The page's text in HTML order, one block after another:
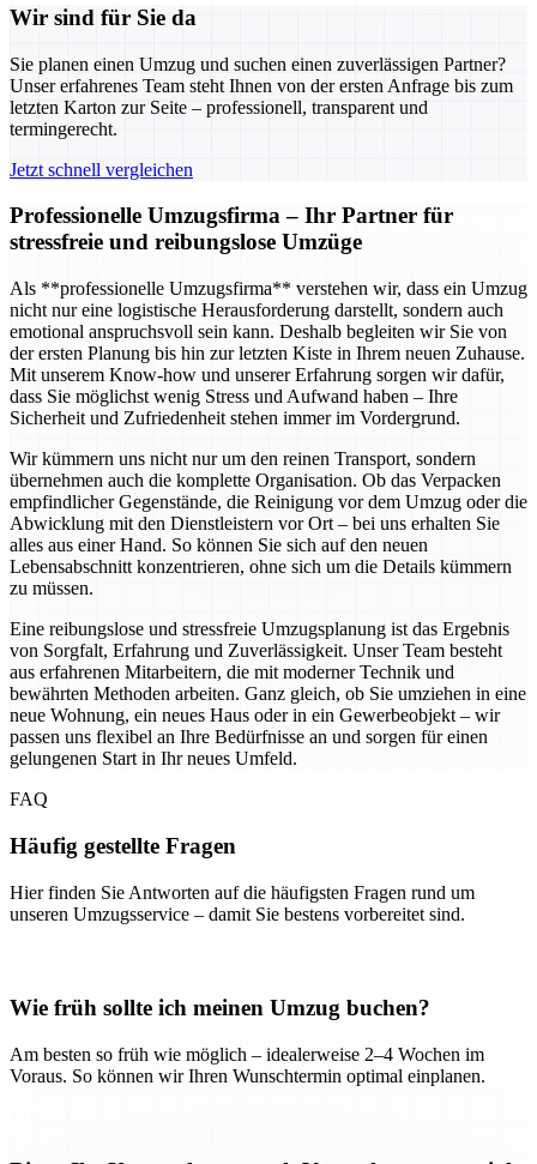
Wir sind für Sie da
Sie planen einen Umzug und suchen einen zuverlässigen Partner?
Unser erfahrenes Team steht Ihnen von der ersten Anfrage bis zum
letzten Karton zur Seite – professionell, transparent und
termingerecht.
Jetzt schnell vergleichen
Professionelle Umzugsfirma – Ihr Partner für
stressfreie und reibungslose Umzüge
Als **professionelle Umzugsfirma** verstehen wir, dass ein Umzug
nicht nur eine logistische Herausforderung darstellt, sondern auch
emotional anspruchsvoll sein kann. Deshalb begleiten wir Sie von
der ersten Planung bis hin zur letzten Kiste in Ihrem neuen Zuhause.
Mit unserem Know-how und unserer Erfahrung sorgen wir dafür,
dass Sie möglichst wenig Stress und Aufwand haben – Ihre
Sicherheit und Zufriedenheit stehen immer im Vordergrund.
Wir kümmern uns nicht nur um den reinen Transport, sondern
übernehmen auch die komplette Organisation. Ob das Verpacken
empfindlicher Gegenstände, die Reinigung vor dem Umzug oder die
Abwicklung mit den Dienstleistern vor Ort – bei uns erhalten Sie
alles aus einer Hand. So können Sie sich auf den neuen
Lebensabschnitt konzentrieren, ohne sich um die Details kümmern
zu müssen.
Eine reibungslose und stressfreie Umzugsplanung ist das Ergebnis
von Sorgfalt, Erfahrung und Zuverlässigkeit. Unser Team besteht
aus erfahrenen Mitarbeitern, die mit moderner Technik und
bewährten Methoden arbeiten. Ganz gleich, ob Sie umziehen in eine
neue Wohnung, ein neues Haus oder in ein Gewerbeobjekt – wir
passen uns flexibel an Ihre Bedürfnisse an und sorgen für einen
gelungenen Start in Ihr neues Umfeld.
FAQ
Häufig gestellte Fragen
Hier finden Sie Antworten auf die häufigsten Fragen rund um
unseren Umzugsservice – damit Sie bestens vorbereitet sind.
Wie früh sollte ich meinen Umzug buchen?
Am besten so früh wie möglich – idealerweise 2–4 Wochen im
Voraus. So können wir Ihren Wunschtermin optimal einplanen.